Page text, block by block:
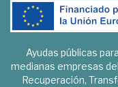
Ayudas públicas
medianas empresas
Recuperación,